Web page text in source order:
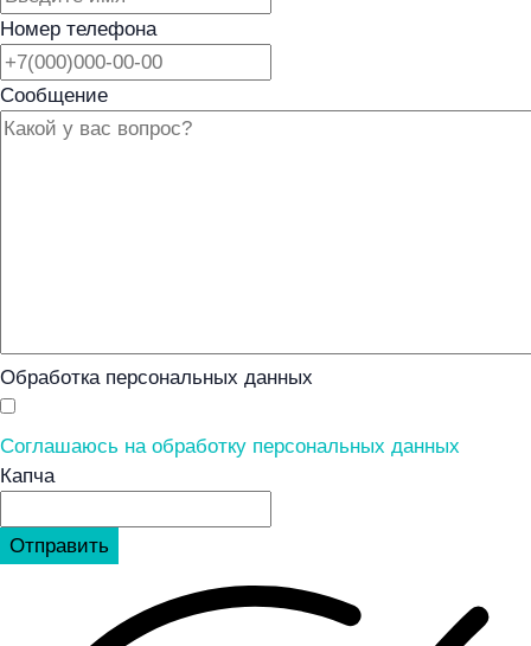
Номер телефона
Сообщение
Обработка персональных данных
Соглашаюсь на обработку персональных данных
Капча
Отправить